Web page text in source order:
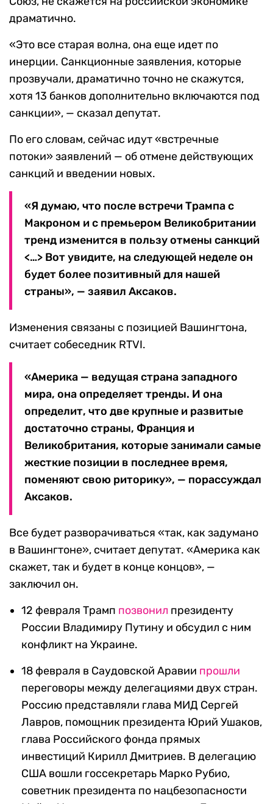
драматично.
«Это все старая волна, она еще идет по
инерции. Санкционные заявления, которые
прозвучали, драматично точно не скажутся,
хотя 13 банков дополнительно включаются под
санкции», — сказал депутат.
По его словам, сейчас идут «встречные
потоки» заявлений — об отмене действующих
санкций и введении новых.
«Я думаю, что после встречи Трампа с
Макроном и с премьером Великобритании
тренд изменится в пользу отмены санкций
<…> Вот увидите, на следующей неделе он
будет более позитивный для нашей
страны», — заявил Аксаков.
Изменения связаны с позицией Вашингтона,
считает собеседник RTVI.
«Америка — ведущая страна западного
мира, она определяет тренды. И она
определит, что две крупные и развитые
достаточно страны, Франция и
Великобритания, которые занимали самые
жесткие позиции в последнее время,
поменяют свою риторику», — порассуждал
Аксаков.
Все будет разворачиваться «так, как задумано
в Вашингтоне», считает депутат. «Америка как
скажет, так и будет в конце концов», —
заключил он.
12 февраля Трамп позвонил президенту
России Владимиру Путину и обсудил с ним
конфликт на Украине.
18 февраля в Саудовской Аравии прошли
переговоры между делегациями двух стран.
Россию представляли глава МИД Сергей
Лавров, помощник президента Юрий Ушаков,
глава Российского фонда прямых
инвестиций Кирилл Дмитриев. В делегацию
США вошли госсекретарь Марко Рубио,
советник президента по нацбезопасности